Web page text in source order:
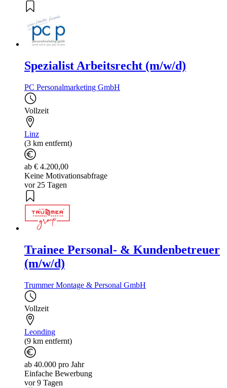
Spezialist Arbeitsrecht (m/w/d)
PC Personalmarketing GmbH
Vollzeit
Linz
(3 km entfernt)
ab € 4.200,00
Keine Motivationsabfrage
vor 25 Tagen
Trainee Personal- & Kundenbetreuer
(m/w/d)
Trummer Montage & Personal GmbH
Vollzeit
Leonding
(9 km entfernt)
ab 40.000 pro Jahr
Einfache Bewerbung
vor 9 Tagen